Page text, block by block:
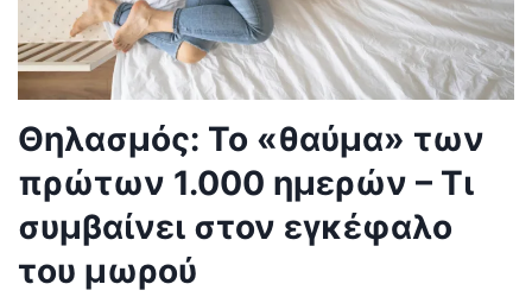
Θηλασμός: Το «θαύμα» των
πρώτων 1.000 ημερών – Τι
συμβαίνει στον εγκέφαλο
του μωρού